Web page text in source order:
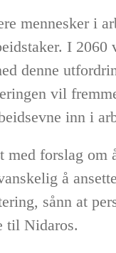
mennesker i
I
denne
vil
inn i
med forslag om
å
sånn at
til Nidaros.